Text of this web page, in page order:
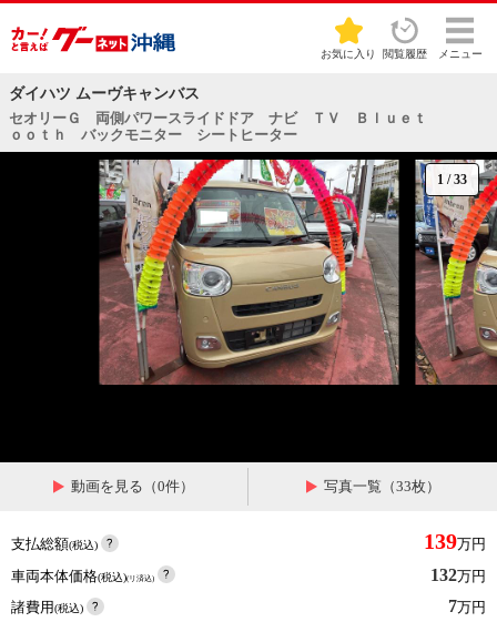
お気に入り 閲覧履歴 メニュー
ダイハツ ムーヴキャンバス
セオリーＧ 両側パワースライドドア ナビ ＴＶ Ｂｌｕｅｔ
ｏｏｔｈ バックモニター シートヒーター
1 /33
動画を見る（0件） 写真一覧（33枚）
支払総額(税込) 139万円
車両本体価格(税込)(リ済込) 132万円
諸費用(税込) 7万円